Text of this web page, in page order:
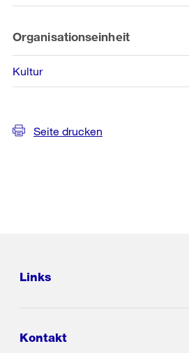
Organisationseinheit
Kultur
Seite drucken
Links
Kontakt